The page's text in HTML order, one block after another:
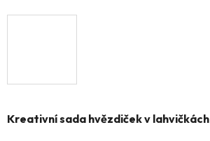
Kreativní sada hvězdiček v lahvičkách